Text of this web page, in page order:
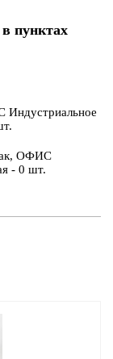
пунктах
ОФИС
- 0 шт.